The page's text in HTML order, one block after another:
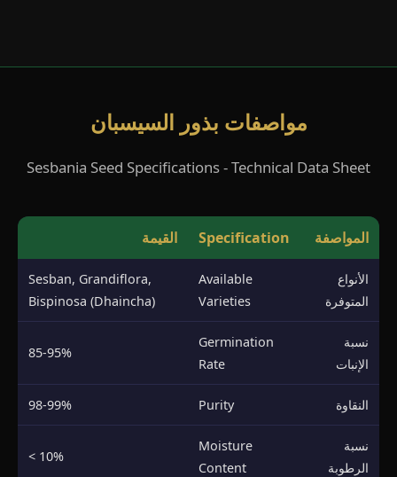
مواصفات بذور السيسبان
Sesbania Seed Specifications - Technical Data Sheet
المواصفة Specification القيمة
الأنواع
المتوفرة
Available
Varieties
Sesban, Grandiflora,
Bispinosa (Dhaincha)
نسبة
الإنبات
Germination
Rate
85-95%
النقاوة Purity
98-99%
نسبة
الرطوبة
Moisture
Content
< 10%